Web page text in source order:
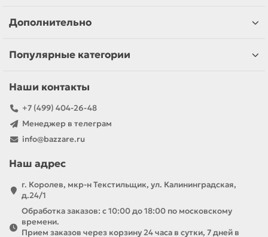
Дополнительно
Популярные категории
Наши контакты
+7 (499) 404-26-48
Менеджер в телеграм
info@bazzare.ru
Наш адрес
г. Королев, мкр-н Текстильщик, ул. Калининградская,
д.24/1
Обработка заказов: с 10:00 до 18:00 по московскому
времени.
Прием заказов через корзину 24 часа в сутки, 7 дней в